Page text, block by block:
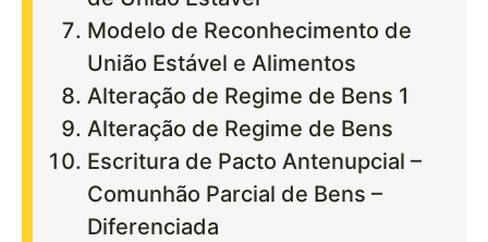
Modelo de Reconhecimento de
União Estável e Alimentos
Alteração de Regime de Bens 1
Alteração de Regime de Bens
Escritura de Pacto Antenupcial –
Comunhão Parcial de Bens –
Diferenciada